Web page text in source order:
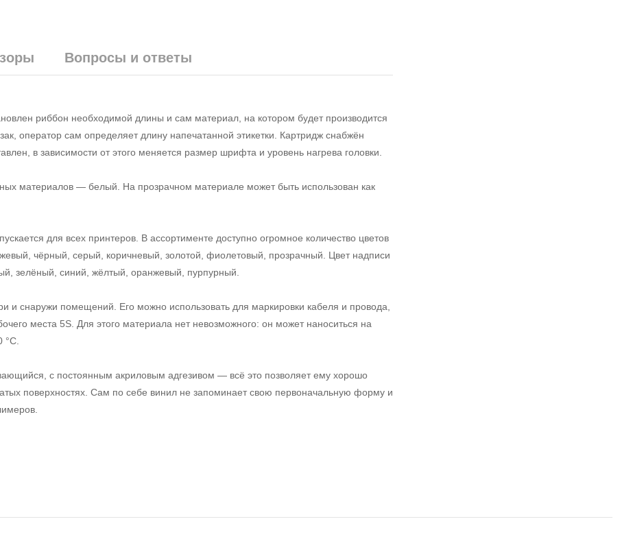
Вопросы и ответы
риббон необходимой длины и сам материал, на котором будет производится
оператор сам определяет длину напечатанной этикетки. Картридж снабжён
в зависимости от этого меняется размер шрифта и уровень нагрева головки.
материалов — белый. На прозрачном материале может быть использован как
для всех принтеров. В ассортименте доступно огромное количество цветов
чёрный, серый, коричневый, золотой, фиолетовый, прозрачный. Цвет надписи
зелёный, синий, жёлтый, оранжевый, пурпурный.
и снаружи помещений. Его можно использовать для маркировки кабеля и провода,
места 5S. Для этого материала нет невозможного: он может наноситься на
°С.
с постоянным акриловым адгезивом — всё это позволяет ему хорошо
поверхностях. Сам по себе винил не запоминает свою первоначальную форму и